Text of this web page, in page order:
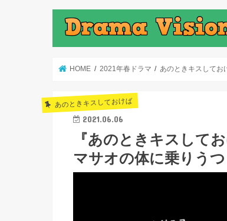
HOME 2021年春ドラマ あのときキスしてお
あのときキスしておけば
2021.06.06
『あのときキスして
マサオの体に乗りう